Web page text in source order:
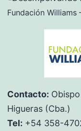
Fundación Williams
Contacto:
Higueras (Cba.)
Tel: +54 358-